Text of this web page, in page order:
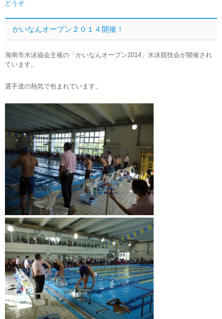
どうぞ
かいなんオープン２０１４開催！
海南市水泳協会主催の「かいなんオープン2014」水泳競技会が開催され
ています。
選手達の熱気で包まれています。